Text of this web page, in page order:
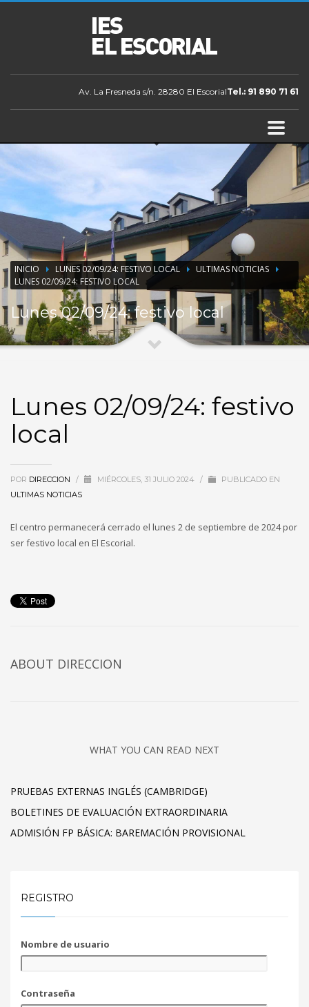
Av. La Fresneda s/n. 28280 El EscorialTel.: 91 890 71 61
INICIO LUNES 02/09/24: FESTIVO LOCAL
ULTIMAS NOTICIAS
LUNES 02/09/24: FESTIVO LOCAL
Lunes 02/09/24: festivo local
Lunes 02/09/24: festivo
local
POR DIRECCION / MIÉRCOLES, 31 JULIO 2024 /
PUBLICADO EN
ULTIMAS NOTICIAS
El centro permanecerá cerrado el lunes 2 de septiembre de 2024 por
ser festivo local en El Escorial.
ABOUT DIRECCION
WHAT YOU CAN READ NEXT
PRUEBAS EXTERNAS INGLÉS (CAMBRIDGE)
BOLETINES DE EVALUACIÓN EXTRAORDINARIA
ADMISIÓN FP BÁSICA: BAREMACIÓN PROVISIONAL
REGISTRO
Nombre de usuario
Contraseña